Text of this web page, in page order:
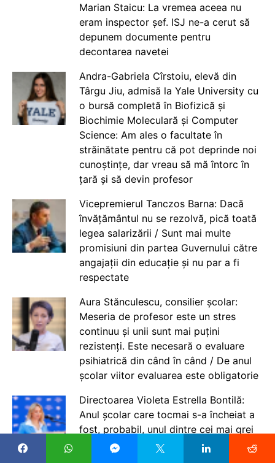
Marian Staicu: La vremea aceea nu
eram inspector șef. ISJ ne-a cerut să
depunem documente pentru
decontarea navetei
Andra-Gabriela Cîrstoiu, elevă din
Târgu Jiu, admisă la Yale University cu
o bursă completă în Biofizică și
Biochimie Moleculară și Computer
Science: Am ales o facultate în
străinătate pentru că pot deprinde noi
cunoștințe, dar vreau să mă întorc în
țară și să devin profesor
Vicepremierul Tanczos Barna: Dacă
învățământul nu se rezolvă, pică toată
legea salarizării / Sunt mai multe
promisiuni din partea Guvernului către
angajații din educație și nu par a fi
respectate
Aura Stănculescu, consilier școlar:
Meseria de profesor este un stres
continuu și unii sunt mai puțini
rezistenți. Este necesară o evaluare
psihiatrică din când în când / De anul
școlar viitor evaluarea este obligatorie
Directoarea Violeta Estrella Bontilă:
Anul școlar care tocmai s-a încheiat a
fost, probabil, unul dintre cei mai grei
pe care i-am trăit. Conducerea unei